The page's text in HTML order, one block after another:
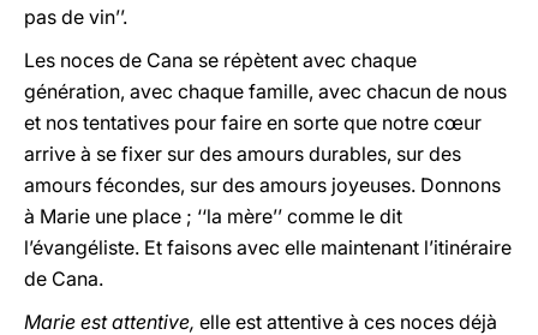
pas de vin’’.
Les noces de Cana se répètent avec chaque
génération, avec chaque famille, avec chacun de nous
et nos tentatives pour faire en sorte que notre cœur
arrive à se fixer sur des amours durables, sur des
amours fécondes, sur des amours joyeuses. Donnons
à Marie une place ; ‘‘la mère’’ comme le dit
l’évangéliste. Et faisons avec elle maintenant l’itinéraire
de Cana.
Marie est attentive, elle est attentive à ces noces déjà